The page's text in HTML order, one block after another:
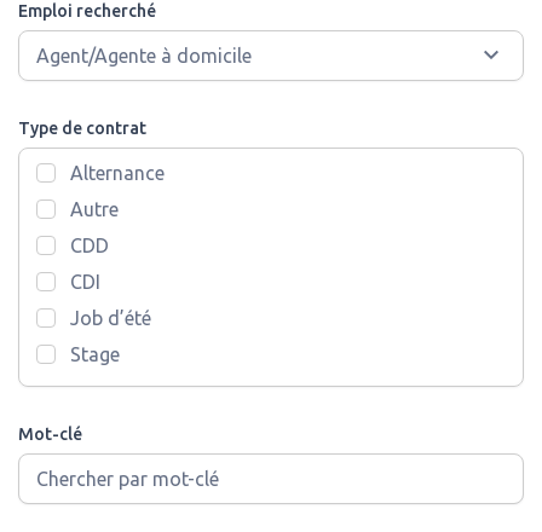
Emploi recherché
Type de contrat
Alternance
Autre
CDD
CDI
Job d’été
Stage
Mot-clé